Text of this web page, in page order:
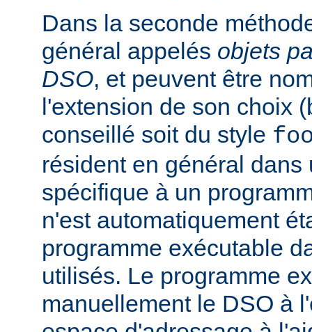
Dans la seconde
général appelés objets
DSO, et peuvent être
l'extension de son choix
conseillé soit du style
résident en général dans
spécifique à un
n'est automatiquement
programme exécutable
utilisés. Le programme
manuellement le DSO à